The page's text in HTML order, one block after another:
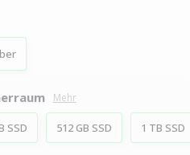
Mehr
SSD 512 GB SSD 1 TB SSD